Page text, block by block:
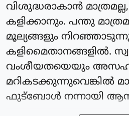
വിശുദ്ധരാകാന്‍
കളിക്കാനും. പന്തു
മൂല്യങ്ങളും
കളിമൈതാനങ്ങളില്‍.
വംശീയതയെയും
മറികടക്കുന്നുവെങ്കില്‍
ഫുട്‌ബോള്‍ നന്നായി